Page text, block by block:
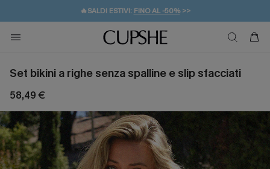
🔥SALDI ESTIVI: FINO AL -50%>>
🚚SPEDIZIONE GRATUITA DA 49€
💌REGALO PER I NUOVI: 20% DI SCONTO*
Set bikini a righe senza spalline e slip sfacciati
58,49 €